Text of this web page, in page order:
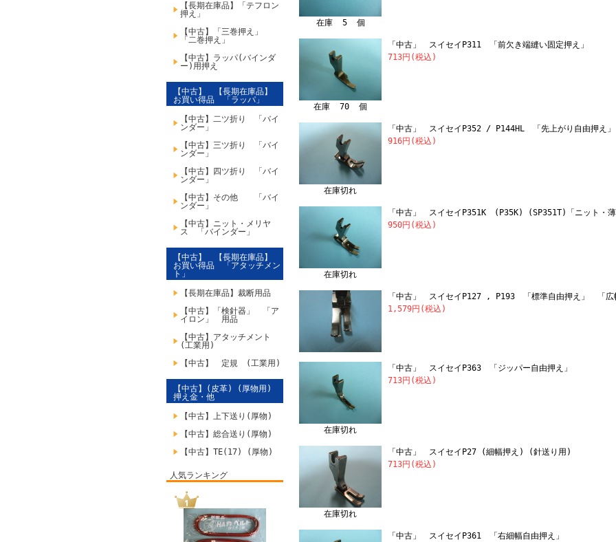
【長期在庫品】「テフロン
押え」
【中古】「三巻押え」
「二巻押え」
【中古】ラッパ(バインダ
ー)用押え
【中古】 【長期在庫品】
お買い得品 「ラッパ」
【中古】二ツ折り 「バイ
ンダー」
【中古】三ツ折り 「バイ
ンダー」
【中古】四ツ折り 「バイ
ンダー」
【中古】その他 「バイ
ンダー」
【中古】ニット・メリヤ
ス 「バインダー」
【中古】 【長期在庫品】
お買い得品 「アタッチメン
ト」
【長期在庫品】裁断用品
【中古】「検針器」 「ア
イロン」 用品
【中古】アタッチメント
(工業用)
【中古】 定規 (工業用)
【中古】(皮革) (厚物用)
押え金・他
【中古】上下送り(厚物)
【中古】総合送り(厚物)
【中古】TE(17) (厚物)
人気ランキング
在庫 5 個
在庫 70 個
「中古」 スイセイP311 「前欠き端縫い固定押え」
713円(税込)
在庫切れ
「中古」 スイセイP352 / P144HL 「先上がり自由押え」
916円(税込)
在庫切れ
「中古」 スイセイP351K (P35K) (SP351T)「ニット・薄
950円(税込)
「中古」 スイセイP127 , P193 「標準自由押え」 「広
1,579円(税込)
在庫切れ
「中古」 スイセイP363 「ジッパー自由押え」
713円(税込)
在庫切れ
「中古」 スイセイP27 (細幅押え) (針送り用)
713円(税込)
「中古」 スイセイP361 「右細幅自由押え」